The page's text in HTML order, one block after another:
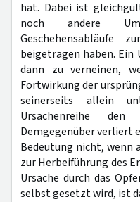
hat. Dabei ist
noch andere
Geschehensabläufe
beigetragen haben. Ein
dann zu verneinen,
Fortwirkung der
seinerseits allein
Ursachenreihe
Demgegenüber verliert
Bedeutung nicht, wenn
zur Herbeiführung des
Ursache durch das
selbst gesetzt wird, ist